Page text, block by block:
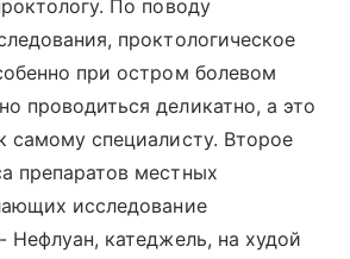
По поводу
проктологическое
при остром болевом
проводиться деликатно, а это
самому специалисту. Второе
препаратов местных
исследование
Нефлуан, катеджель, на худой